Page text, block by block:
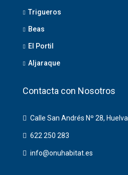
Trigueros
Beas
El Portil
Aljaraque
Contacta con Nosotros
Calle San Andrés Nº 28, Huelva
622 250 283
info@onuhabitat.es